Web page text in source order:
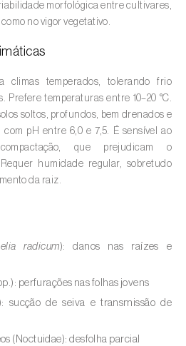
)
L.
ilex e Quercus
)
)
melongena
)
)
morfológica entre cultivares,
no vigor vegetativo.
climas temperados, tolerando frio
Prefere temperaturas entre 10–20 °C.
soltos, profundos, bem drenados e
pH entre 6,0 e 7,5. É sensível ao
que prejudicam o
humidade regular, sobretudo
da raiz.
radicum): danos nas raízes e
perfurações nas folhas jovens
sucção de seiva e transmissão de
(Noctuidae): desfolha parcial